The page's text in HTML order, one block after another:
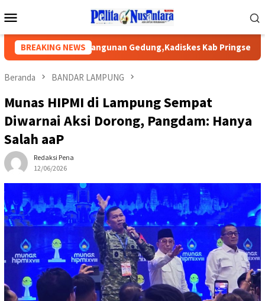
ke
Mobile
BREAKING NEWS
Proyek Pembangunan Gedung,Kadiskes Kab Pringsewu
Beranda BANDAR LAMPUNG
Munas HIPMI di Lampung Sempat
Diwarnai Aksi Dorong, Pangdam: Hanya
Salah aaP
Redaksi Pena
12/06/2026